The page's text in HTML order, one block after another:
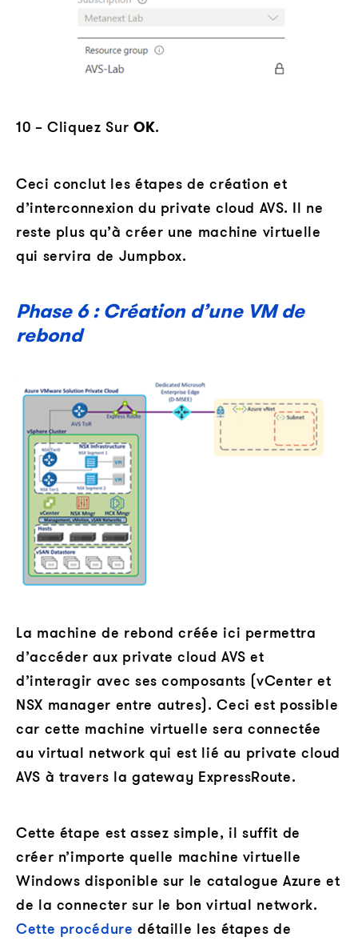
10 – Cliquez Sur OK.
Ceci conclut les étapes de création et
d’interconnexion du private cloud AVS. Il ne
reste plus qu’à créer une machine virtuelle
qui servira de Jumpbox.
Phase 6 : Création d’une VM de
rebond
La machine de rebond créée ici permettra
d’accéder aux private cloud AVS et
d’interagir avec ses composants (vCenter et
NSX manager entre autres). Ceci est possible
car cette machine virtuelle sera connectée
au virtual network qui est lié au private cloud
AVS à travers la gateway ExpressRoute.
Cette étape est assez simple, il suffit de
créer n’importe quelle machine virtuelle
Windows disponible sur le catalogue Azure et
de la connecter sur le bon virtual network.
Cette procédure détaille les étapes de